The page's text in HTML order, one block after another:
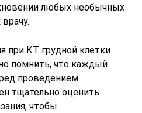
любых необычных
при КТ грудной клетки
помнить, что каждый
проведением
тщательно оценить
чтобы